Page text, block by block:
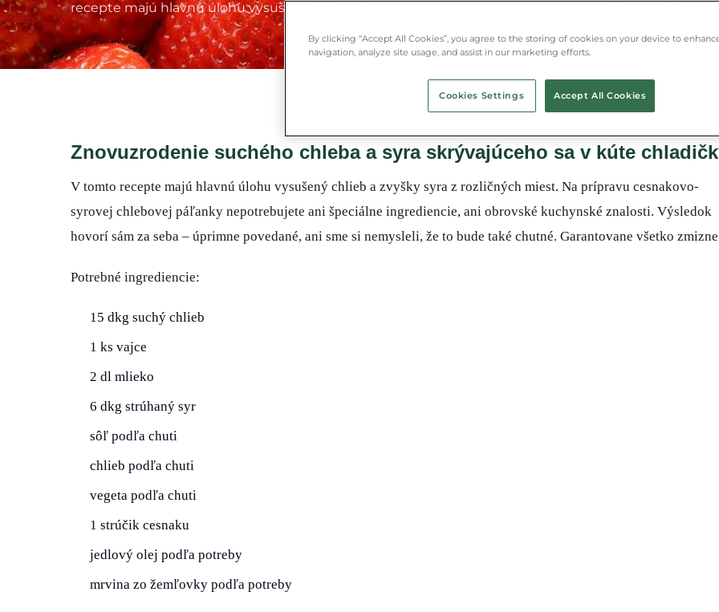
recepte majú hlavnú úlohu vysušený chlieb a zvyšky syra z rozličných miest.
Znovuzrodenie suchého chleba a syra skrývajúceho sa v kúte
V tomto recepte majú hlavnú úlohu vysušený chlieb a zvyšky syra z rozličných miest. Na prípravu cesnakovo-
syrovej chlebovej páľanky nepotrebujete ani špeciálne ingrediencie, ani obrovské kuchynské znalosti. Výsledok
hovorí sám za seba – úprimne povedané, ani sme si nemysleli, že to bude také chutné. Garantovane všetko
Potrebné ingrediencie:
15 dkg suchý chlieb
1 ks vajce
2 dl mlieko
6 dkg strúhaný syr
sôľ podľa chuti
chlieb podľa chuti
vegeta podľa chuti
1 strúčik cesnaku
jedlový olej podľa potreby
mrvina zo žemľovky podľa potreby
By clicking “Accept All Cookies”, you agree to the storing of cookies on your device to
navigation, analyze site usage, and assist in our marketing efforts.
Cookies Settings Accept All Cookies